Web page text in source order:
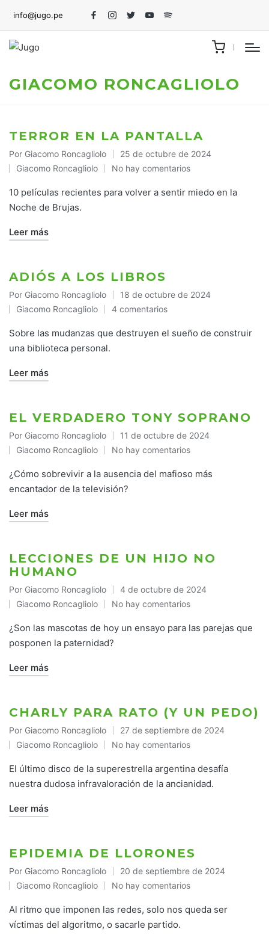
info@jugo.pe
FacebookInstagram
TwitterYoutubeSpotify
GIACOMO RONCAGLIOLO
TERROR EN LA PANTALLA
Publicado
por
Por Giacomo Roncagliolo 25 de octubre de 2024
Publicado
en
Giacomo Roncagliolo No hay comentarios
10 películas recientes para volver a sentir miedo en la
Noche de Brujas.
Leer más
ADIÓS A LOS LIBROS
Publicado
por
Por Giacomo Roncagliolo 18 de octubre de 2024
Publicado
en
Giacomo Roncagliolo 4 comentarios
Sobre las mudanzas que destruyen el sueño de construir
una biblioteca personal.
Leer más
EL VERDADERO TONY SOPRANO
Publicado
por
Por Giacomo Roncagliolo 11 de octubre de 2024
Publicado
en
Giacomo Roncagliolo No hay comentarios
¿Cómo sobrevivir a la ausencia del mafioso más
encantador de la televisión?
Leer más
LECCIONES DE UN HIJO NO
HUMANO
Publicado
por
Por Giacomo Roncagliolo 4 de octubre de 2024
Publicado
en
Giacomo Roncagliolo No hay comentarios
¿Son las mascotas de hoy un ensayo para las parejas que
posponen la paternidad?
Leer más
CHARLY PARA RATO (Y UN PEDO)
Publicado
por
Por Giacomo Roncagliolo 27 de septiembre de 2024
Publicado
en
Giacomo Roncagliolo No hay comentarios
El último disco de la superestrella argentina desafía
nuestra dudosa infravaloración de la ancianidad.
Leer más
EPIDEMIA DE LLORONES
Publicado
por
Por Giacomo Roncagliolo 20 de septiembre de 2024
Publicado
en
Giacomo Roncagliolo No hay comentarios
Al ritmo que imponen las redes, solo nos queda ser
víctimas del algoritmo, o sacarle partido.